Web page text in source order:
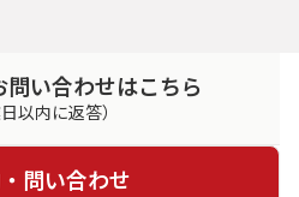
問い合わせはこちら
日以内に返答）
問い合わせ